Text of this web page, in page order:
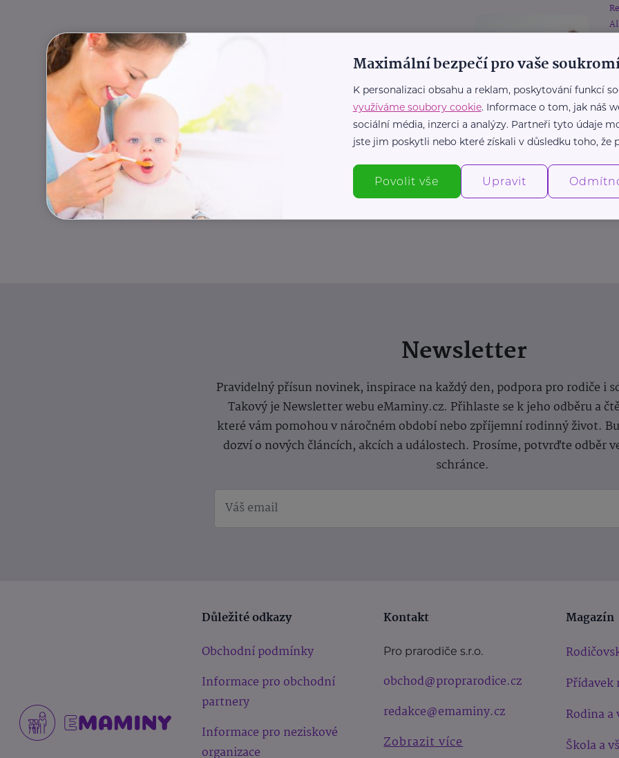
Newsletter
Pravidelný přísun novinek, inspirace na každý den, podpora pro rodiče i
Takový je Newsletter webu eMaminy.cz. Přihlaste se k jeho odběru a
které vám pomohou v náročném období nebo zpříjemní rodinný život.
dozví o nových článcích, akcích a událostech. Prosíme, potvrďte odběr
schránce.
Důležité odkazy
Obchodní podmínky
Informace pro obchodní
partnery
Informace pro neziskové
organizace
Kontakt
Pro prarodiče s.r.o.
obchod@proprarodice.cz
redakce@emaminy.cz
Zobrazit více
Magazín
Přídavek
Rodina a
Škola a
Maximální bezpečí pro vaše
K personalizaci obsahu a reklam, poskytování funkcí
využíváme soubory cookie. Informace o tom, jak náš
sociální média, inzerci a analýzy. Partneři tyto údaje
jste jim poskytli nebo které získali v důsledku toho, že
Povolit vše Upravit